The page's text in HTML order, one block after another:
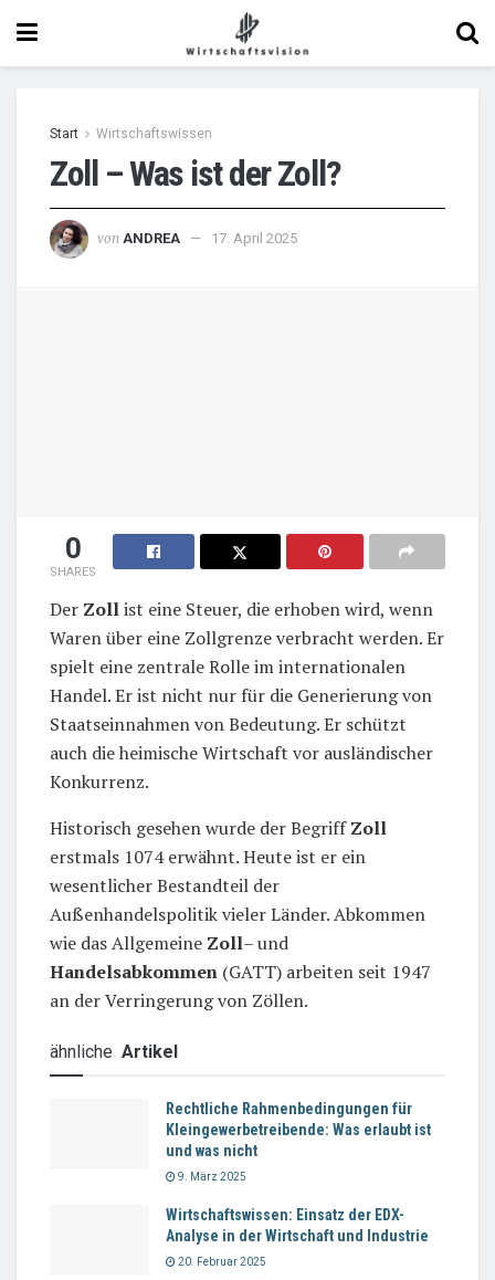
Start Wirtschaftswissen
Zoll – Was ist der Zoll?
von ANDREA 17. April 2025
0
SHARES
Der Zollist eine Steuer, die erhoben wird, wenn
Waren über eine Zollgrenze verbracht werden. Er
spielt eine zentrale Rolle im internationalen
Handel. Er ist nicht nur für die Generierung von
Staatseinnahmen von Bedeutung. Er schützt
auch die heimische Wirtschaft vor ausländischer
Konkurrenz.
Historisch gesehen wurde der BegriffZoll
erstmals 1074 erwähnt. Heute ist er ein
wesentlicher Bestandteil der
Außenhandelspolitik vieler Länder. Abkommen
wie das Allgemeine Zoll– und
Handelsabkommen (GATT) arbeiten seit 1947
an der Verringerung von Zöllen.
ähnliche Artikel
Rechtliche Rahmenbedingungen für
Kleingewerbetreibende: Was erlaubt ist
und was nicht
9. März 2025
Wirtschaftswissen: Einsatz der EDX-
Analyse in der Wirtschaft und Industrie
20. Februar 2025